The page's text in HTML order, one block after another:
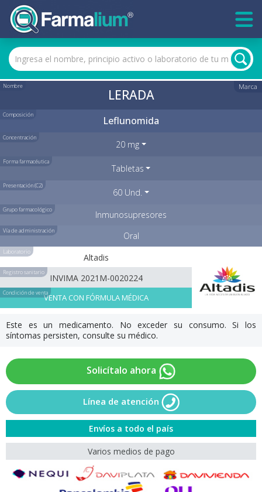
Nombre Marca
LERADA
Composición Leflunomida
Concentración
20 mg
Forma farmacéutica
Tabletas
Presentación (C2)
60 Und.
Grupo farmacológico Inmunosupresores
Vía de administración Oral
Laboratorio
Altadis
Registro sanitario
INVIMA 2021M-0020224
Condición de ventaVENTA CON FÓRMULA MÉDICA
Este es un medicamento. No exceder su consumo. Si los
síntomas persisten, consulte su médico.
Solicítalo ahora
Línea de atención
Envíos a todo el país
Varios medios de pago